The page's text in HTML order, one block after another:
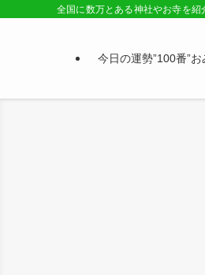
全国に数万とある神社やお寺を紹
今日の運勢”100番”